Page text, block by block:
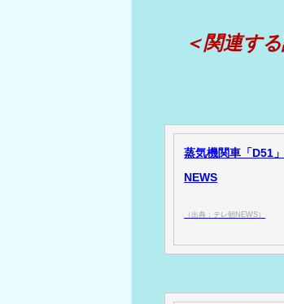
＜関連す
蒸気機関車「D51
NEWS
（出典：テレ朝NEWS）